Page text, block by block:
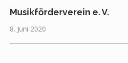
Musikförderverein e. V.
8. Juni 2020